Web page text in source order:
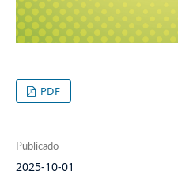
PDF
Publicado
2025-10-01